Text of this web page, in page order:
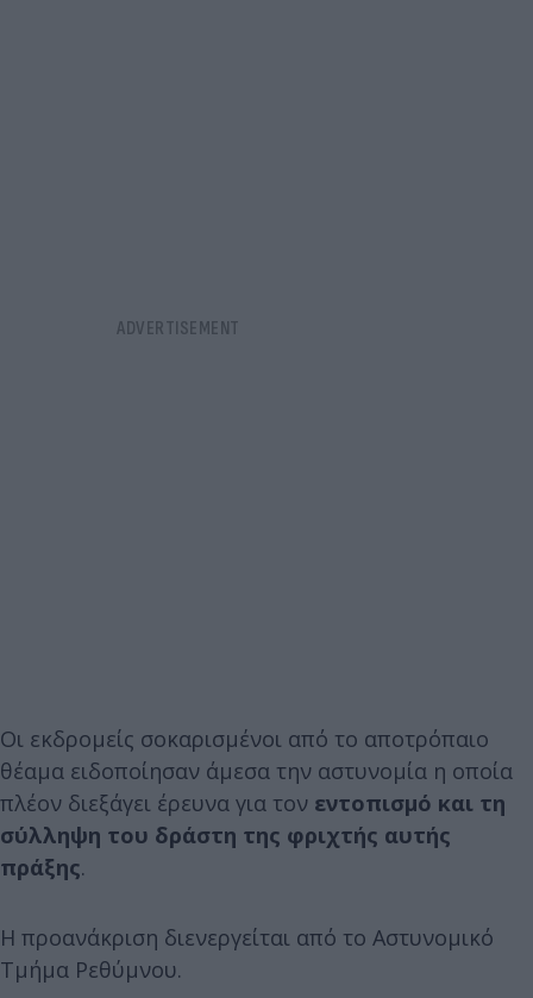
Οι εκδρομείς σοκαρισμένοι από το αποτρόπαιο
θέαμα ειδοποίησαν άμεσα την αστυνομία η οποία
πλέον διεξάγει έρευνα για τον εντοπισμό και τη
σύλληψη του δράστη της φριχτής αυτής
πράξης.
Η προανάκριση διενεργείται από το Αστυνομικό
Τμήμα Ρεθύμνου.